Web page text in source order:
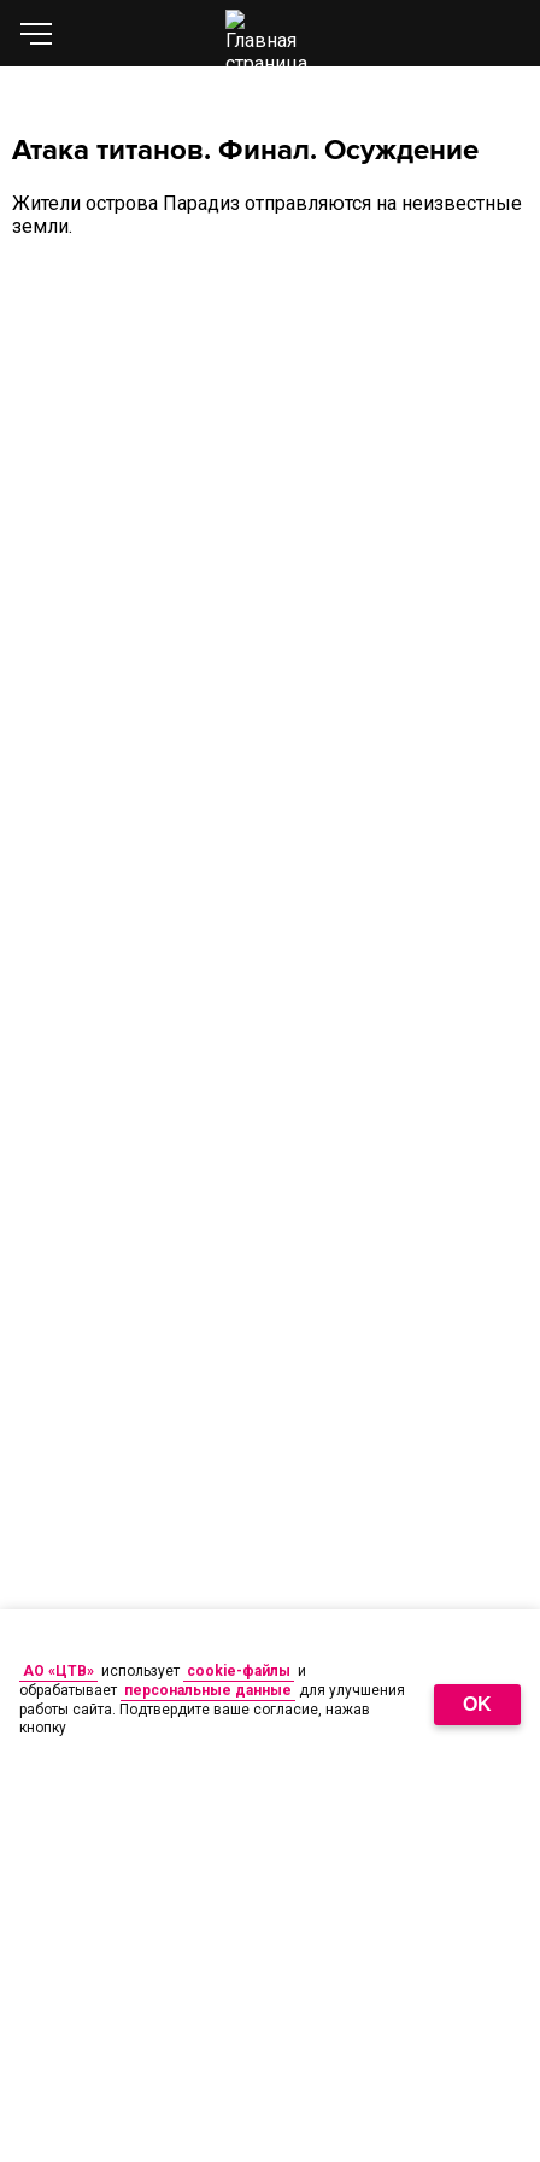
Атака титанов. Финал. Осуждение
Жители острова Парадиз отправляются на неизвестные
земли.
АО «ЦТВ» использует cookie-файлы и
обрабатывает персональные данные для улучшения
работы сайта. Подтвердите ваше согласие, нажав
кнопку
OK